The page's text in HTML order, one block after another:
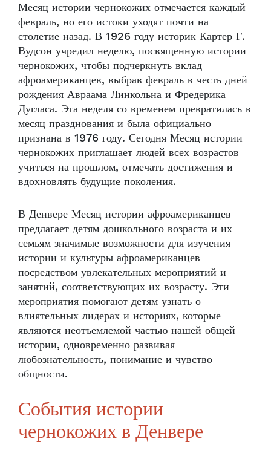
Месяц истории чернокожих отмечается каждый
февраль, но его истоки уходят почти на
столетие назад. В 1926 году историк Картер Г.
Вудсон учредил неделю, посвященную истории
чернокожих, чтобы подчеркнуть вклад
афроамериканцев, выбрав февраль в честь дней
рождения Авраама Линкольна и Фредерика
Дугласа. Эта неделя со временем превратилась в
месяц празднования и была официально
признана в 1976 году. Сегодня Месяц истории
чернокожих приглашает людей всех возрастов
учиться на прошлом, отмечать достижения и
вдохновлять будущие поколения.
В Денвере Месяц истории афроамериканцев
предлагает детям дошкольного возраста и их
семьям значимые возможности для изучения
истории и культуры афроамериканцев
посредством увлекательных мероприятий и
занятий, соответствующих их возрасту. Эти
мероприятия помогают детям узнать о
влиятельных лидерах и историях, которые
являются неотъемлемой частью нашей общей
истории, одновременно развивая
любознательность, понимание и чувство
общности.
События истории
чернокожих в Денвере